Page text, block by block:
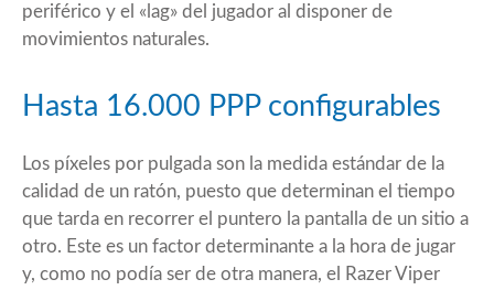
periférico y el «lag» del jugador al disponer de
movimientos naturales.
Hasta 16.000 PPP configurables
Los píxeles por pulgada son la medida estándar de la
calidad de un ratón, puesto que determinan el tiempo
que tarda en recorrer el puntero la pantalla de un sitio a
otro. Este es un factor determinante a la hora de jugar
y, como no podía ser de otra manera, el Razer Viper